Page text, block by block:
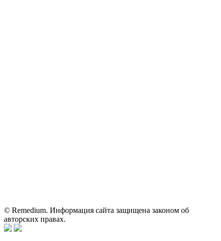
© Remedium. Информация сайта защищена законом об
авторских правах.